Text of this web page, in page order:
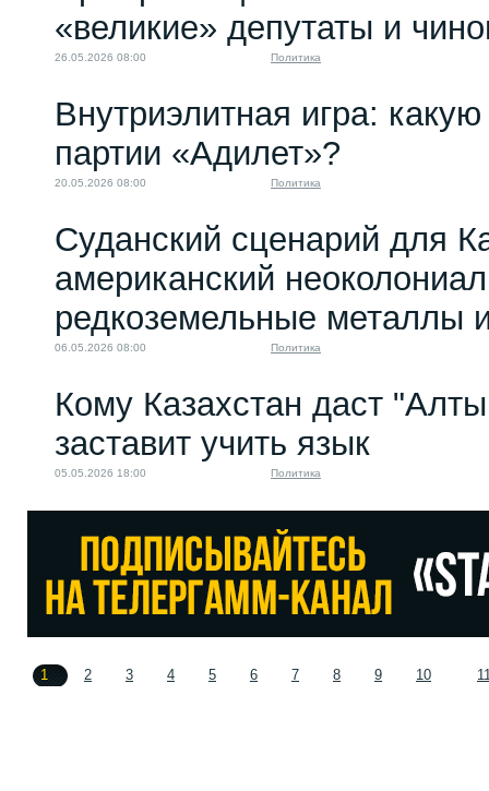
«великие» депутаты и
26.05.2026 08:00 Политика
Внутриэлитная игра: какую
партии «Адилет»?
20.05.2026 08:00 Политика
Суданский сценарий для
американский
редкоземельные металлы
06.05.2026 08:00 Политика
Кому Казахстан даст
заставит учить язык
05.05.2026 18:00 Политика
1 2 3 4 5 6 7 8 9 10